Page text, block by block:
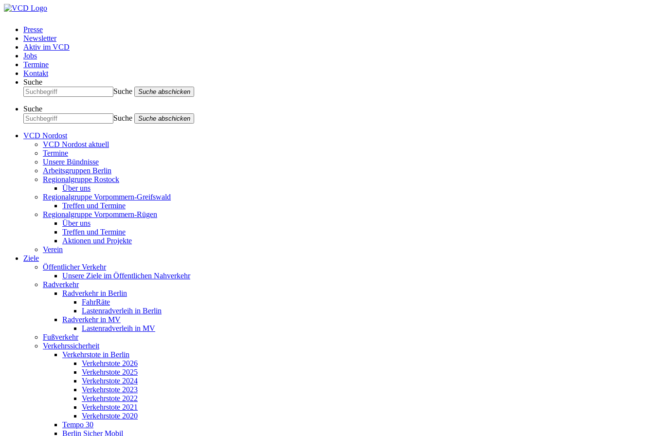
Presse
Newsletter
Aktiv im VCD
Jobs
Termine
Kontakt
Suche
Suche
Suche abschicken
Suche
Suche
Suche abschicken
VCD Nordost
VCD Nordost aktuell
Termine
Unsere Bündnisse
Arbeitsgruppen Berlin
Regionalgruppe Rostock
Über uns
Regionalgruppe Vorpommern-Greifswald
Treffen und Termine
Regionalgruppe Vorpommern-Rügen
Über uns
Treffen und Termine
Aktionen und Projekte
Verein
Ziele
Öffentlicher Verkehr
Unsere Ziele im Öffentlichen Nahverkehr
Radverkehr
Radverkehr in Berlin
FahrRäte
Lastenradverleih in Berlin
Radverkehr in MV
Lastenradverleih in MV
Fußverkehr
Verkehrssicherheit
Verkehrstote in Berlin
Verkehrstote 2026
Verkehrstote 2025
Verkehrstote 2024
Verkehrstote 2023
Verkehrstote 2022
Verkehrstote 2021
Verkehrstote 2020
Tempo 30
Berlin Sicher Mobil